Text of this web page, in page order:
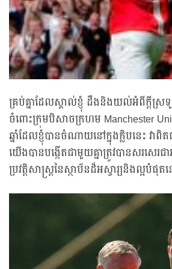
គ្រប់គ្នាដែលស្គាល់ខ្ញុំ ដឹងនិងយល់អំពីក្តីស្រ
ចំពោះក្រុមបិសាចក្រហម Manchester
ឆ្នាំដែលខ្ញុំបានចំណាយនៅក្នុងក្លិបនេះ វាពិ
យើងបានបង្កើតជាមួយគ្នាត្រូវបានសរសេរជ
ប្រវត្តិសាស្ត្រនៃស្ថាប័នដ៏អស្ចារ្យនិងល្អបំផុត